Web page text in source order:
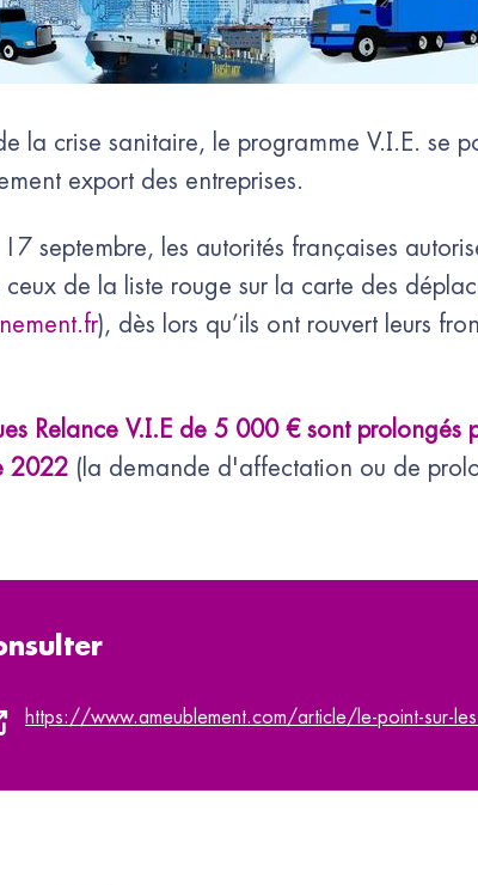
la crise sanitaire, le programme V.I.E. se
export des entreprises.
septembre, les autorités françaises
ceux de la liste rouge sur la carte des
), dès lors qu’ils ont rouvert leurs
Relance V.I.E de 5 000 € sont
2022 (la demande d'affectation ou de
https://www.ameublement.com/article/le-point-sur-